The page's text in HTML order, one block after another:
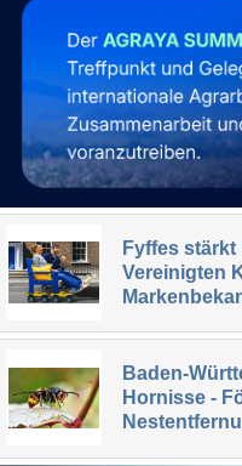
Fyffes
Vereinigten
Baden-
Hornisse -